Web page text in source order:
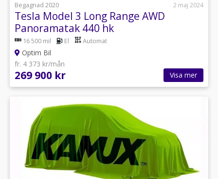
Begagnad 2020
2 maj 2024
Tesla Model 3 Long Range AWD
Panoramatak 440 hk
16 500 mil El Automat
Optim Bil
fr. 4 373 kr/mån
269 900 kr Visa mer